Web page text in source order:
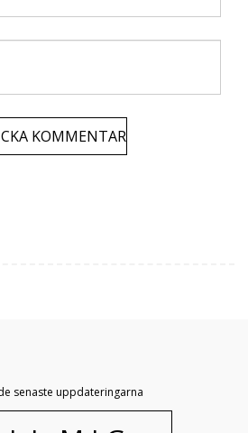
senaste uppdateringarna